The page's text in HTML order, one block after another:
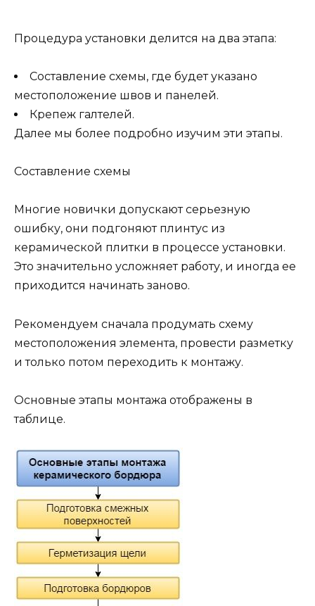
Процедура установки делится на два этапа:
Составление схемы, где будет указано
местоположение швов и панелей.
Крепеж галтелей.
Далее мы более подробно изучим эти этапы.
Составление схемы
Многие новички допускают серьезную
ошибку, они подгоняют плинтус из
керамической плитки в процессе установки.
Это значительно усложняет работу, и иногда ее
приходится начинать заново.
Рекомендуем сначала продумать схему
местоположения элемента, провести разметку
и только потом переходить к монтажу.
Основные этапы монтажа отображены в
таблице.